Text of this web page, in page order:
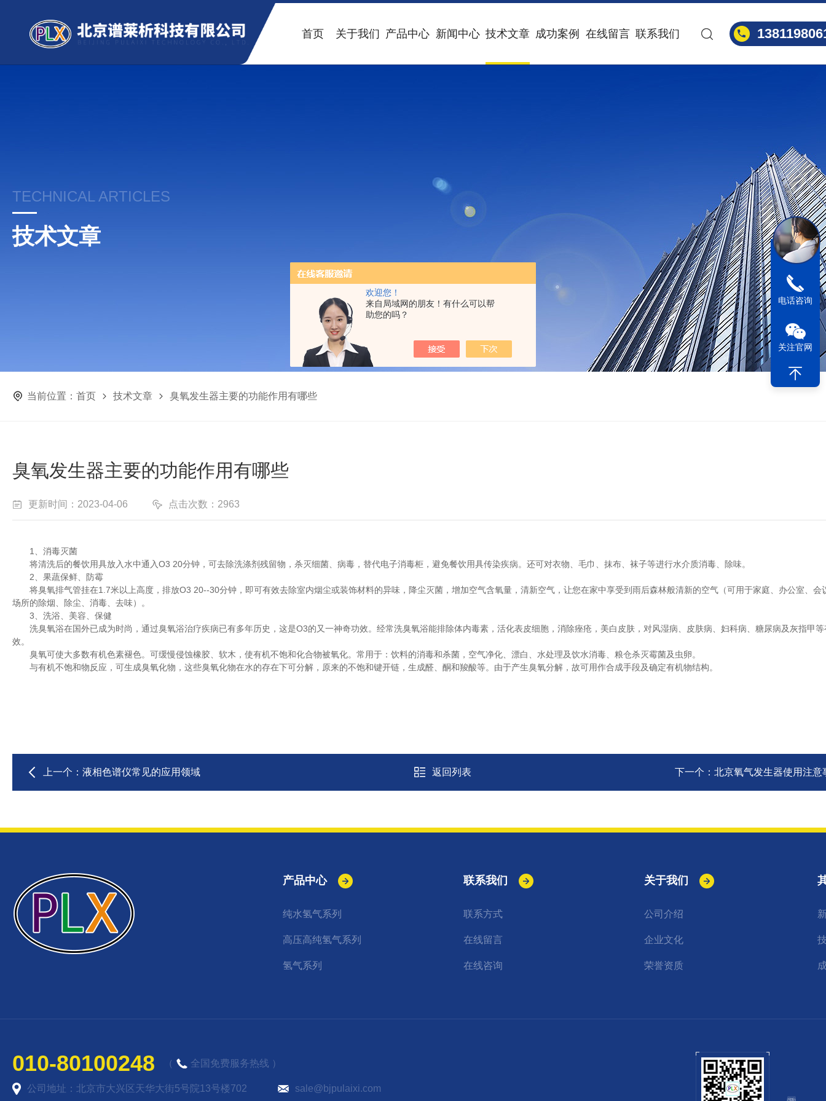
欢迎您！
来自局域网的朋友！有什么可以帮
助您的吗？
首页 关于我们 产品中心 新闻中心 技术文章 成功案例 在线留言 联系我们
TECHNICAL ARTICLES
技术文章
当前位置： 首页 技术文章 臭氧发生器主要的功能作用有哪些
臭氧发生器主要的功能作用有哪些
更新时间：2023-04-06 点击次数：2963
1、消毒灭菌
将清洗后的餐饮用具放入水中通入O3 20分钟，可去除洗涤剂残留物，杀灭细菌、病毒，替代电子消毒柜，避免餐饮用具传染疾病。还可对衣物、毛巾、抹布、袜子等进行水介质消毒、除味。
2、果蔬保鲜、防霉
将臭氧排气管挂在1.7米以上高度，排放O3 20--30分钟，即可有效去除室内烟尘或装饰材料的异味，降尘灭菌，增加空气含氧量，清新空气，让您在家中享受到雨后森林般清新的空气（可用于家庭、办公室、会
场所的除烟、除尘、消毒、去味）。
3、洗浴、美容、保健
洗臭氧浴在国外已成为时尚，通过臭氧浴治疗疾病已有多年历史，这是O3的又一神奇功效。经常洗臭氧浴能排除体内毒素，活化表皮细胞，消除痤疮，美白皮肤，对风湿病、皮肤病、妇科病、糖尿病及灰指甲等
效。
臭氧可使大多数有机色素褪色。可缓慢侵蚀橡胶、软木，使有机不饱和化合物被氧化。常用于：饮料的消毒和杀菌，空气净化、漂白、水处理及饮水消毒、粮仓杀灭霉菌及虫卵。
与有机不饱和物反应，可生成臭氧化物，这些臭氧化物在水的存在下可分解，原来的不饱和键开链，生成醛、酮和羧酸等。由于产生臭氧分解，故可用作合成手段及确定有机物结构。
上一个： 液相色谱仪常见的应用领域 返回列表 下一个： 北京氧气发生器使用注意
产品中心
纯水氢气系列
高压高纯氢气系列
氢气系列
联系我们
联系方式
在线留言
在线咨询
关于我们
公司介绍
企业文化
荣誉资质
010-80100248 （ 全国免费服务热线 ）
公司地址：北京市大兴区天华大街5号院13号楼702 sale@bjpulaixi.com
电话咨询
关注官网